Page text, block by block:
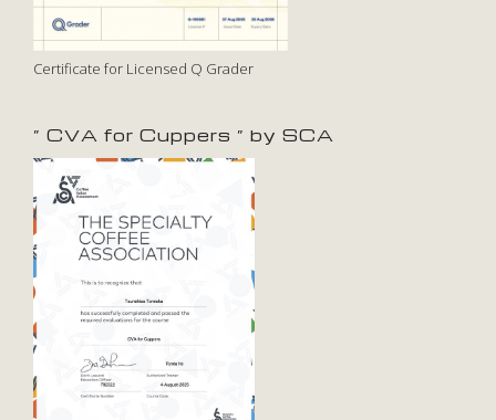
Certificate for Licensed Q Grader
” CVA for Cuppers ” by SCA